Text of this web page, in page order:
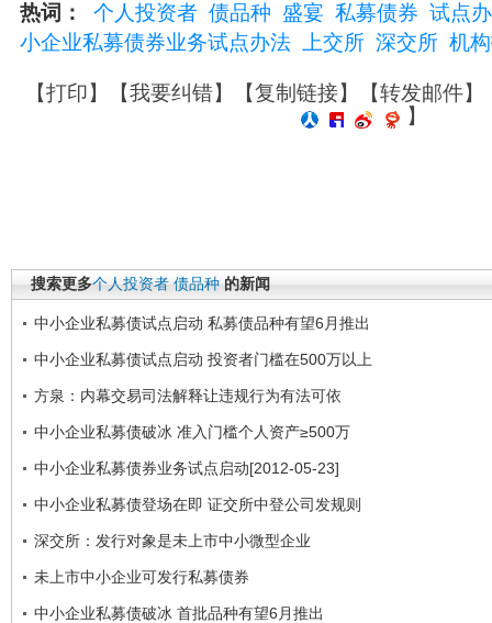
热词： 个人投资者 债品种 盛宴 私募债券 试点
小企业私募债券业务试点办法
上交所 深交所 机
【打印】【我要纠错】【复制链接】【转发邮件】
】
搜索更多个人投资者 债品种 的新闻
中小企业私募债试点启动 私募债品种有望6月推出
中小企业私募债试点启动 投资者门槛在500万以上
方泉：内幕交易司法解释让违规行为有法可依
中小企业私募债破冰 准入门槛个人资产≥500万
中小企业私募债券业务试点启动[2012-05-23]
中小企业私募债登场在即 证交所中登公司发规则
深交所：发行对象是未上市中小微型企业
未上市中小企业可发行私募债券
中小企业私募债破冰 首批品种有望6月推出